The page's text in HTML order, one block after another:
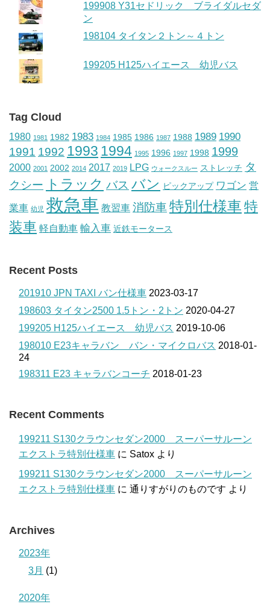
199908 Y31セドリック ブライダルセダ
ン
198104 タイタン２トン～４トン
199205 H125ハイエース 幼児バス
Tag Cloud
1980 1981 1982 1983 1984 1985 1986 1987 1988 1989 1990
1991 1992 1993 1994 1995 1996 1997 1998 1999
2000 2001 2002 2014 2017 2019 LPG ウォークスルー ストレッチ タ
クシー
トラック バス バン ピックアップ ワゴン 営
業車 幼児 救急車 教習車 消防車特別仕様車特
装車 軽自動車 輸入車 近鉄モータース
Recent Posts
201910 JPN TAXI バン仕様車 2023-03-17
198603 タイタン2500 1.5トン・2トン 2020-04-27
199205 H125ハイエース 幼児バス 2019-10-06
198010 E23キャラバン バン・マイクロバス 2018-01-
24
198311 E23 キャラバンコーチ 2018-01-23
Recent Comments
199211 S130クラウンセダン2000 スーパーサルーン
エクストラ特別仕様車 に Satox より
199211 S130クラウンセダン2000 スーパーサルーン
エクストラ特別仕様車 に 通りすがりのものです より
Archives
2023年
3月 (1)
2020年